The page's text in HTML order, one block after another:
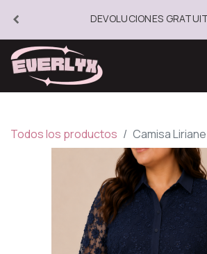
DEVOLUCIONES
Todos los productos Camisa Liriane